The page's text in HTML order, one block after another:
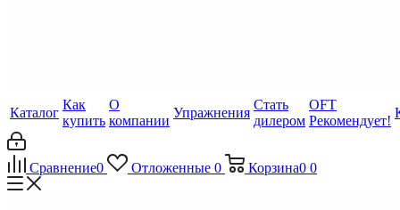
Каталог
Как
купить
О
компании
Упражнения
Стать
дилером
OFT
Рекомендует!
Сравнение0 Отложенные 0 Корзина0 0